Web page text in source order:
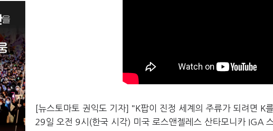
[뉴스토마토 권익도 기자] "K팝이 진정 세계의 주류가 되려면 K
29일 오전 9시 (한국 시각) 미국 로스앤젤레스 산타모니카 IGA